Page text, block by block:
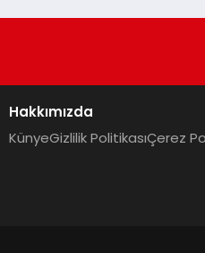
Hakkımızda
KünyeGizlilik PolitikasıÇerez